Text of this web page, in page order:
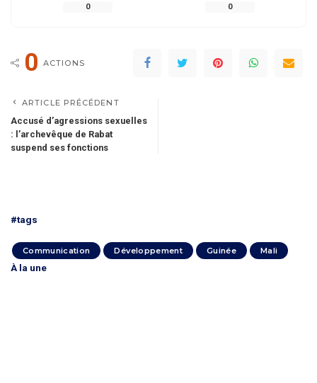
0 0
0 ACTIONS
ARTICLE PRÉCÉDENT
Accusé d’agressions sexuelles
: l’archevêque de Rabat
suspend ses fonctions
#tags
Communication Développement Guinée Mali
À la une